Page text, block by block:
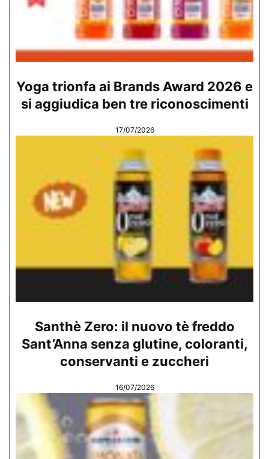
Yoga trionfa ai Brands Award 2026 e
si aggiudica ben tre riconoscimenti
17/07/2026
Santhè Zero: il nuovo tè freddo
Sant’Anna senza glutine, coloranti,
conservanti e zuccheri
16/07/2026